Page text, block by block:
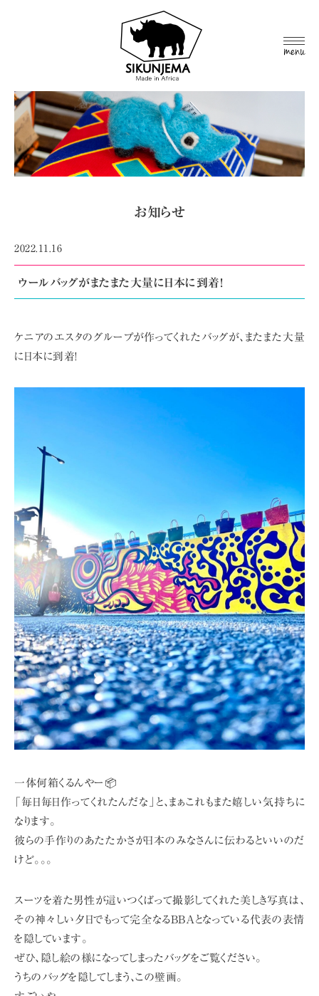
MEN
お知らせ
2022.11.16
ウールバッグがまたまた大量に日本に到着!
ケニアのエスタのグループが作ってくれたバッグが、 またまた大量
に日本に到着!
一体何箱くるんやー📦
「毎日毎日作ってくれたんだな」と、まぁこれもまた嬉しい気持ちに
なります。
彼らの手作りのあたたかさが日本のみなさんに伝わるといいのだ
けど。。。
スーツを着た男性が這いつくばって撮影してくれた美しき写真は、
その神々しい夕日でもって完全なるBBAとなっている代表の表情
を隠しています。
ぜひ、隠し絵の様になってしまったバッグをご覧ください。
うちのバッグを隠してしまう、この壁画。